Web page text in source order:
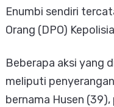
Enumbi sendiri
Orang (DPO)
Beberapa aksi yang
meliputi
bernama Husen